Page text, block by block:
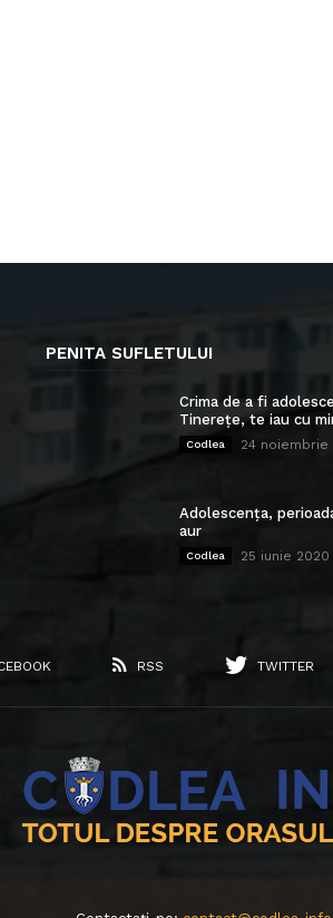
PENITA SUFLETULUI
Crima de a fi
Tinerețe, te iau cu
Codlea 24 noiembrie
Adolescența,
aur
Codlea 25 iunie 2020
RSS TWITTER